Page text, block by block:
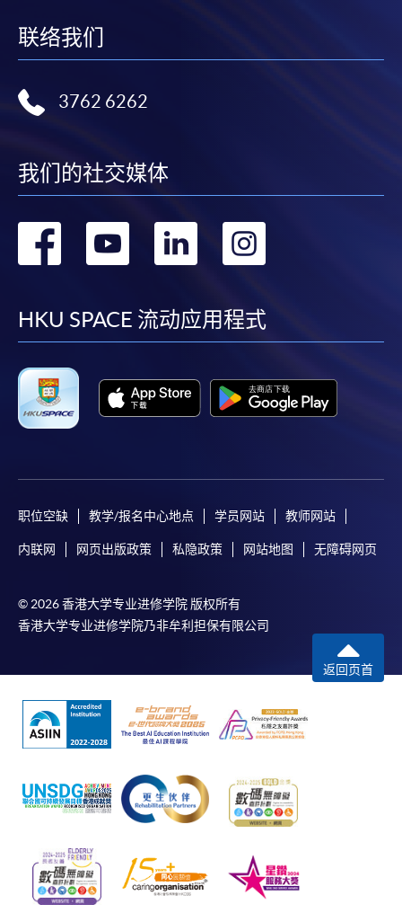
联络我们
3762 6262
我们的社交媒体
转
facebook
转
youtube
转
linkedin
HKU SPACE 流动应用程式
职位空缺 教学/报名中心地点 学员网站 教师网站
内联网 网页出版政策 私隐政策 网站地图 无障碍网页
© 2026 香港大学专业进修学院 版权所有
香港大学专业进修学院乃非牟利担保有限公司
返回页首